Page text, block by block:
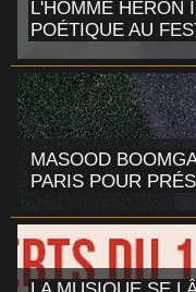
L'HOMME HÉRON
POÉTIQUE AU
MASOOD
PARIS POUR